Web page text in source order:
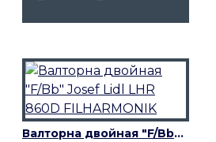
Валторна двойная "F/Bb" Josef Lidl LHR 860D FILHARMONIK